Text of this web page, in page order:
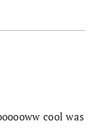
cool was